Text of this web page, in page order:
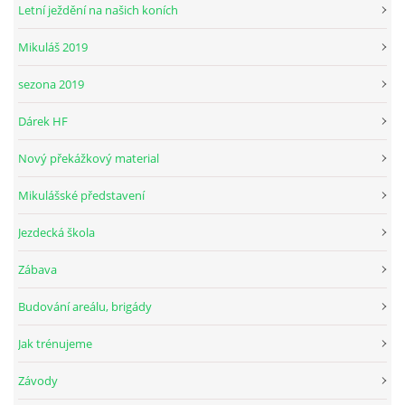
Letní ježdění na našich koních
Mikuláš 2019
sezona 2019
Dárek HF
Nový překážkový material
Mikulášské představení
Jezdecká škola
Zábava
Budování areálu, brigády
Jak trénujeme
Závody